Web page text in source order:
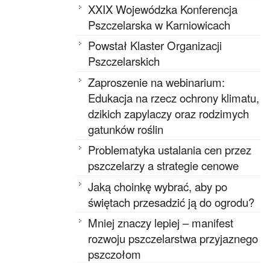
XXIX Wojewódzka Konferencja
Pszczelarska w Karniowicach
Powstał Klaster Organizacji
Pszczelarskich
Zaproszenie na webinarium:
Edukacja na rzecz ochrony klimatu,
dzikich zapylaczy oraz rodzimych
gatunków roślin
Problematyka ustalania cen przez
pszczelarzy a strategie cenowe
Jaką choinkę wybrać, aby po
świętach przesadzić ją do ogrodu?
Mniej znaczy lepiej – manifest
rozwoju pszczelarstwa przyjaznego
pszczołom